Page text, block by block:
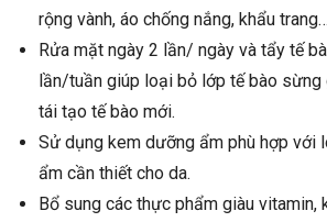
rộng vành, áo chống nắng, khẩu trang…
Rửa mặt ngày 2 lần/ ngày và tẩy tế
lần/tuần giúp loại bỏ lớp tế bào sừng
tái tạo tế bào mới.
Sử dụng kem dưỡng ẩm phù hợp với
ẩm cần thiết cho da.
Bổ sung các thực phẩm giàu vitamin,